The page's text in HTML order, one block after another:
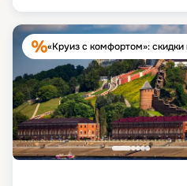
«Круиз с комфортом»: